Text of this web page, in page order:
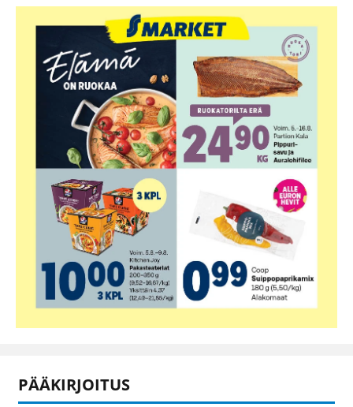
PÄÄKIRJOITUS